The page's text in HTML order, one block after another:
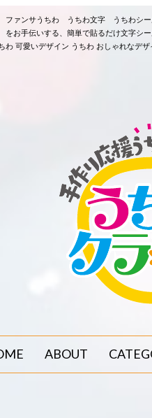
ァンサうちわ うちわ文字 うちわシ
お手伝いする、簡単で貼るだけ文字
可愛いデザイン うちわ おしゃれな
ABOUT